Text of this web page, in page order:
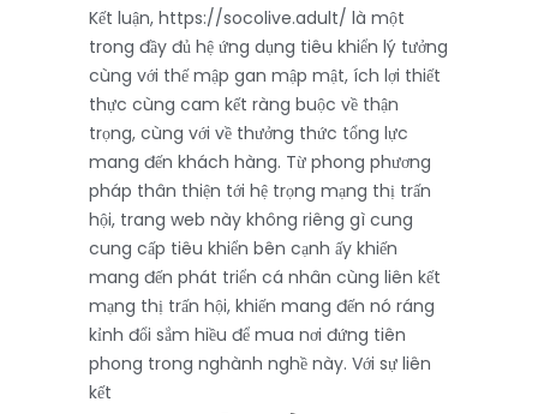
Kết luận, https://socolive.adult/ là một
trong đầy đủ hệ ứng dụng tiêu khiển lý tưởng
cùng với thế mập gan mập mật, ích lợi thiết
thực cùng cam kết ràng buộc về thận
trọng, cùng với về thưởng thức tổng lực
mang đến khách hàng. Từ phong phương
pháp thân thiện tới hệ trọng mạng thị trấn
hội, trang web này không riêng gì cung
cung cấp tiêu khiển bên cạnh ấy khiến
mang đến phát triển cá nhân cùng liên kết
mạng thị trấn hội, khiến mang đến nó ráng
kỉnh đổi sắm hiều để mua nơi đứng tiên
phong trong nghành nghề này. Với sự liên
kết